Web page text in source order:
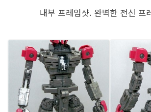
내부 프레임샷. 완벽한 전신 프